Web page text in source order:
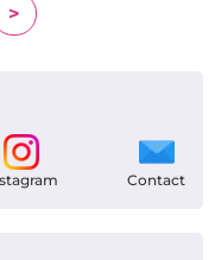
>
Contact